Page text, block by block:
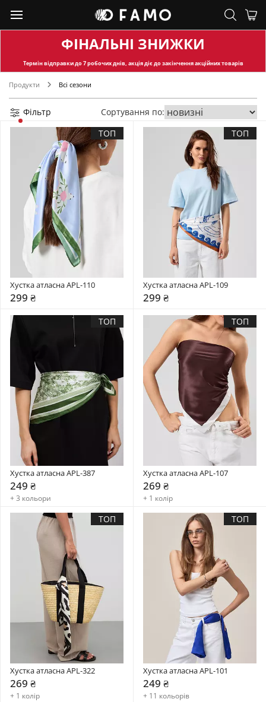
ФІНАЛЬНІ ЗНИЖКИ
Термін відправкидо 7 робочих днів, акція діє до закінчення акційних товарів
Продукти Всі сезони
Фільтр
Сортування по:
ТОП
Хустка атласна APL-110
299 ₴
ТОП
Хустка атласна APL-109
299 ₴
ТОП
Хустка атласна APL-387
249 ₴
+ 3 кольори
ТОП
Хустка атласна APL-107
269 ₴
+ 1 колір
ТОП
Хустка атласна APL-322
269 ₴
+ 1 колір
ТОП
Хустка атласна APL-101
249 ₴
+ 11 кольорів